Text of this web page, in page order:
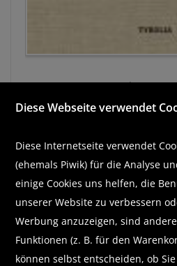
Mehr oder weniger?
von Manfred Scheuer
Es ist wichtig, das Leben immer
und einzelne Aspekte richtig zu
Überforderung und Verwirrung
maßvolles Leben und seine
€ 18,80
Diese Webseite verwendet
Diese Internetseite verwendet
(ehemals Piwik) für die Analyse
einige Cookies uns helfen, die
unserer Website zu verbessern
Werbung anzuzeigen, sind
Funktionen (z. B. für den
können selbst entscheiden, ob